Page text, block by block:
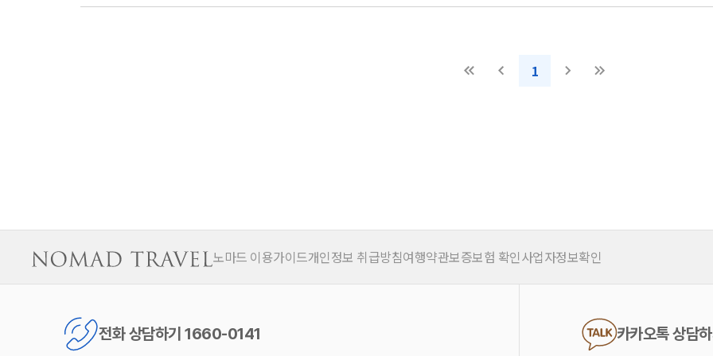
1
노마드 이용가이드개인정보 취급방침여행약관보증보험 확인사업자정보확인
전화 상담하기 1660-0141 카카오톡 상담